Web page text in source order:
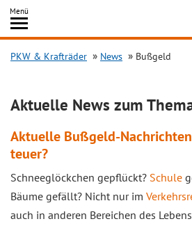
Inhalt
springen
Menü
PKW & Krafträder News Bußgeld
Aktuelle News zum
Aktuelle Bußgeld-
teuer?
Schneeglöckchen gepflückt? Schule
Bäume gefällt? Nicht nur im
auch in anderen Bereichen des